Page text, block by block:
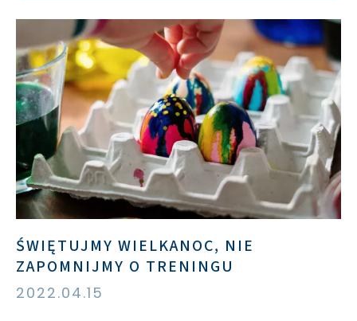
ŚWIĘTUJMY WIELKANOC, NIE
ZAPOMNIJMY O TRENINGU
2022.04.15